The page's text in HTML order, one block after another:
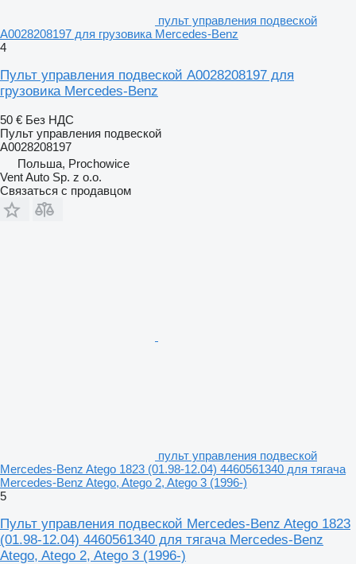
пульт управления подвеской
A0028208197 для грузовика Mercedes-Benz
4
Пульт управления подвеской A0028208197 для
грузовика Mercedes-Benz
50 € Без НДС
Пульт управления подвеской
A0028208197
Польша, Prochowice
Vent Auto Sp. z o.o.
Связаться с продавцом
пульт управления подвеской
Mercedes-Benz Atego 1823 (01.98-12.04) 4460561340 для тягача
Mercedes-Benz Atego, Atego 2, Atego 3 (1996-)
5
Пульт управления подвеской Mercedes-Benz Atego 1823
(01.98-12.04) 4460561340 для тягача Mercedes-Benz
Atego, Atego 2, Atego 3 (1996-)